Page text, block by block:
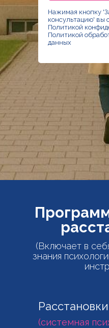
Нажимая кнопку
консультацию' вы
Политикой
Политикой
данных
(Включает в
знания
Расстановки
(системная